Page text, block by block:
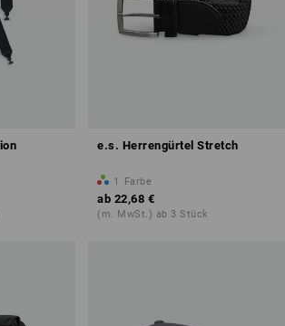
e.s. Herrengürtel Stretch
1 Farbe
ab 22,68 €
(m. MwSt.) ab 3 Stück